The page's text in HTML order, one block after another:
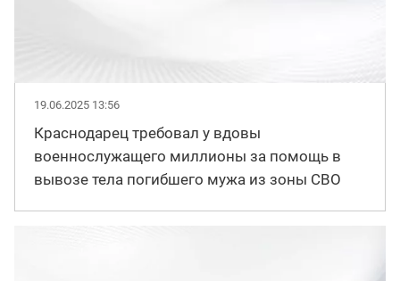
19.06.2025 13:56
Краснодарец требовал у вдовы
военнослужащего миллионы за помощь в
вывозе тела погибшего мужа из зоны СВО